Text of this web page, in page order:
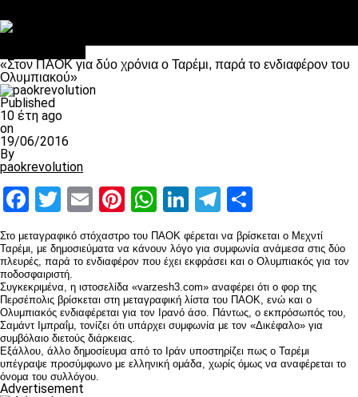
«Στον ΠΑΟΚ για δύο χρόνια ο Ταρέμι, παρά το ενδιαφέρον του
Ολυμπιακού»
Published
10 έτη ago
on
19/06/2016
By
paokrevolution
Facebook
Twitter
EmailPinterest
WhatsApp
LinkedIn
Telegram
Στο μεταγραφικό στόχαστρο του ΠΑΟΚ φέρεται να βρίσκεται ο Μεχντί
Ταρέμι, με δημοσιεύματα να κάνουν λόγο για συμφωνία ανάμεσα στις δύο
πλευρές, παρά το ενδιαφέρον που έχει εκφράσει και ο Ολυμπιακός για τον
ποδοσφαιριστή.
Συγκεκριμένα, η ιστοσελίδα «varzesh3.com» αναφέρει ότι ο φορ της
Περσέπολις βρίσκεται στη μεταγραφική λίστα του ΠΑΟΚ, ενώ και ο
Ολυμπιακός ενδιαφέρεται για τον Ιρανό άσο. Πάντως, ο εκπρόσωπός του,
Σαμάντ Ιμπραΐμ, τονίζει ότι υπάρχει συμφωνία με τον «Δικέφαλο» για
συμβόλαιο διετούς διάρκειας.
Εξάλλου, άλλο δημοσίευμα από το Ιράν υποστηρίζει πως ο Ταρέμι
υπέγραψε προσύμφωνο με ελληνική ομάδα, χωρίς όμως να αναφέρεται το
όνομα του συλλόγου.
Advertisement